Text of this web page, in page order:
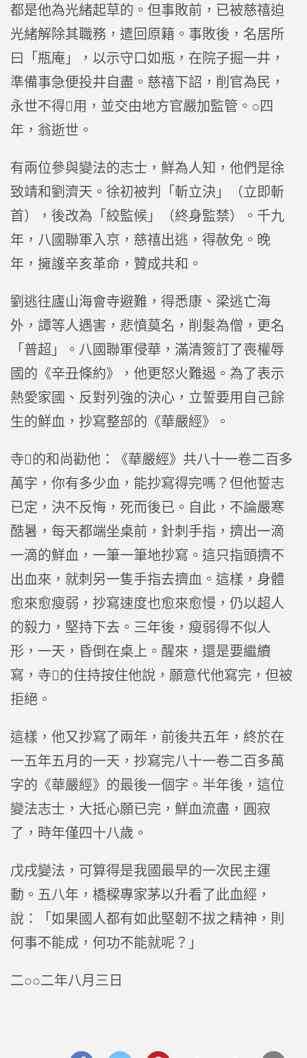
都是他為光緒起草的。但事敗前，已被慈禧迫
光緒解除其職務，遣回原籍。事敗後，名居所
曰「瓶庵」，以示守口如瓶，在院子掘一井，
準備事急便投井自盡。慈禧下詔，削官為民，
永世不得用，並交由地方官嚴加監管。○四
年，翁逝世。
有兩位參與變法的志士，鮮為人知，他們是徐
致靖和劉濟天。徐初被判「斬立決」（立即斬
首），後改為「絞監候」（終身監禁）。千九
年，八國聯軍入京，慈禧出逃，得赦免。晚
年，擁護辛亥革命，贊成共和。
劉逃往廬山海會寺避難，得悉康、梁逃亡海
外，譚等人遇害，悲憤莫名，削髮為僧，更名
「普超」。八國聯軍侵華，滿清簽訂了喪權辱
國的《辛丑條約》，他更怒火難遏。為了表示
熱愛家國、反對列強的決心，立誓要用自己餘
生的鮮血，抄寫整部的《華嚴經》。
寺的和尚勸他：《華嚴經》共八十一卷二百多
萬字，你有多少血，能抄寫得完嗎？但他誓志
已定，決不反悔，死而後已。自此，不論嚴寒
酷暑，每天都端坐桌前，針刺手指，擠出一滴
一滴的鮮血，一筆一筆地抄寫。這只指頭擠不
出血來，就刺另一隻手指去擠血。這樣，身體
愈來愈瘦弱，抄寫速度也愈來愈慢，仍以超人
的毅力，堅持下去。三年後，瘦弱得不似人
形，一天，昏倒在桌上。醒來，還是要繼續
寫，寺的住持按住他說，願意代他寫完，但被
拒絕。
這樣，他又抄寫了兩年，前後共五年，終於在
一五年五月的一天，抄寫完八十一卷二百多萬
字的《華嚴經》的最後一個字。半年後，這位
變法志士，大抵心願已完，鮮血流盡，圓寂
了，時年僅四十八歲。
戊戌變法，可算得是我國最早的一次民主運
動。五八年，橋樑專家茅以升看了此血經，
說：「如果國人都有如此堅韌不拔之精神，則
何事不能成，何功不能就呢？」
二○○二年八月三日